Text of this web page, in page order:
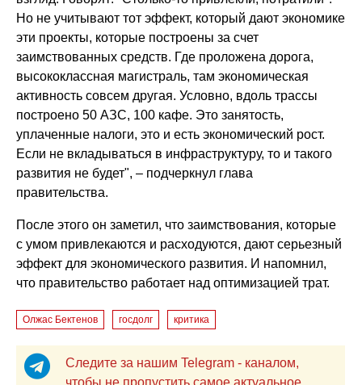
Но не учитывают тот эффект, который дают экономике
эти проекты, которые построены за счет
заимствованных средств. Где проложена дорога,
высококлассная магистраль, там экономическая
активность совсем другая. Условно, вдоль трассы
построено 50 АЗС, 100 кафе. Это занятость,
уплаченные налоги, это и есть экономический рост.
Если не вкладываться в инфраструктуру, то и такого
развития не будет", – подчеркнул глава
правительства.
После этого он заметил, что заимствования, которые
с умом привлекаются и расходуются, дают серьезный
эффект для экономического развития. И напомнил,
что правительство работает над оптимизацией трат.
Олжас Бектенов госдолг критика
Следите за нашим Telegram - каналом,
чтобы не пропустить самое актуальное